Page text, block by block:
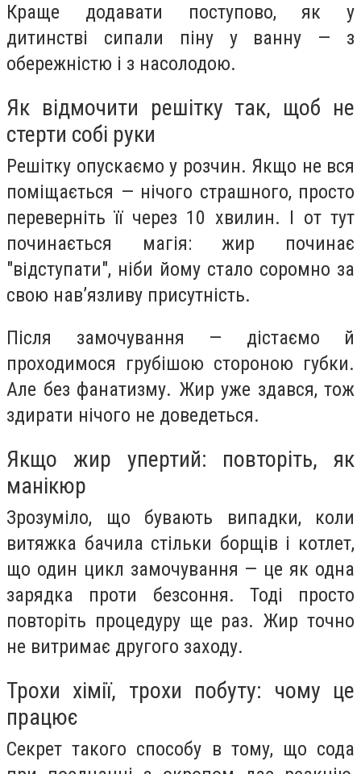
Краще додавати поступово, як у
дитинстві сипали піну у ванну — з
обережністю і з насолодою.
Як відмочити решітку так, щоб не
стерти собі руки
Решітку опускаємо у розчин. Якщо не вся
поміщається — нічого страшного, просто
переверніть її через 10 хвилин. І от тут
починається магія: жир починає
"відступати", ніби йому стало соромно за
свою нав’язливу присутність.
Після замочування — дістаємо й
проходимося грубішою стороною губки.
Але без фанатизму. Жир уже здався, тож
здирати нічого не доведеться.
Якщо жир упертий: повторіть, як
манікюр
Зрозуміло, що бувають випадки, коли
витяжка бачила стільки борщів і котлет,
що один цикл замочування — це як одна
зарядка проти безсоння. Тоді просто
повторіть процедуру ще раз. Жир точно
не витримає другого заходу.
Трохи хімії, трохи побуту: чому це
працює
Секрет такого способу в тому, що сода